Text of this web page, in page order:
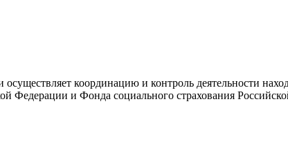
координацию и контроль деятельности
Федерации и Фонда социального страхования